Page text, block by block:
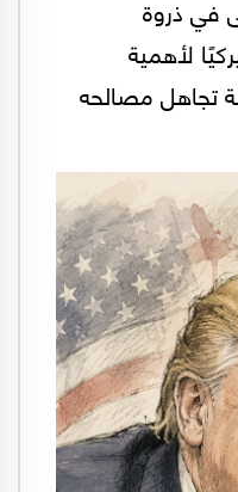
في ذروة
لأهمية
تجاهل مصالحه